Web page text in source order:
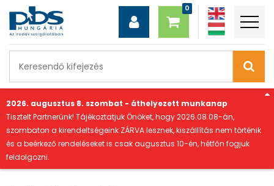
2026. augusztus 8. szombat - áthelyezett munkanap
Tisztelt Partnerünk! Tájékoztatjuk Önöket, hogy 2026.08.08-án,
szombaton a kirendeltségeink ZÁRVA lesznek, kiszállítás nem történik
és a beérkező rendeléseket is csak augusztus 10-én, hétfőn fogjuk
feldolgozni.